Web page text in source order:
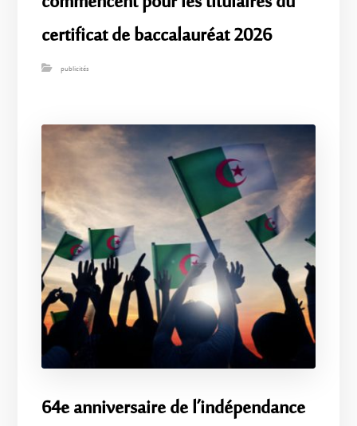
certificat de baccalauréat 2026
publicités
64e anniversaire de l’indépendance